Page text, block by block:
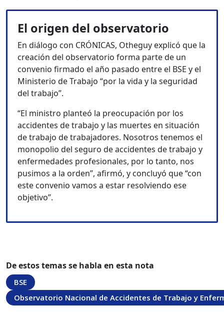
El origen del observatorio
En diálogo con CRÓNICAS, Otheguy explicó que la
creación del observatorio forma parte de un
convenio firmado el año pasado entre el BSE y el
Ministerio de Trabajo “por la vida y la seguridad
del trabajo”.
“El ministro planteó la preocupación por los
accidentes de trabajo y las muertes en situación
de trabajo de trabajadores. Nosotros tenemos el
monopolio del seguro de accidentes de trabajo y
enfermedades profesionales, por lo tanto, nos
pusimos a la orden”, afirmó, y concluyó que “con
este convenio vamos a estar resolviendo ese
objetivo”.
De estos temas se habla en esta nota
BSE
Observatorio Nacional de Accidentes de Trabajo y